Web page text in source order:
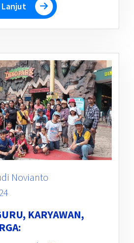
Lanjut
Novianto
KARYAWAN,